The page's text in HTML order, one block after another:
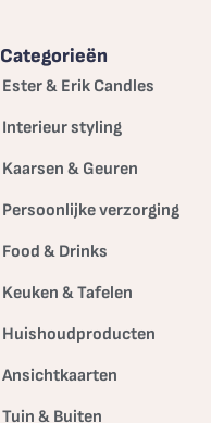
Categorieën
Ester & Erik Candles
Interieur styling
Kaarsen & Geuren
Persoonlijke verzorging
Food & Drinks
Keuken & Tafelen
Huishoudproducten
Ansichtkaarten
Tuin & Buiten